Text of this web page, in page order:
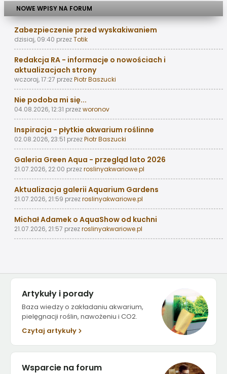
NOWE WPISY NA FORUM
Zabezpieczenie przed wyskakiwaniem
dzisiaj, 09:40 przezTotik
Redakcja RA - informacje o nowościach i
aktualizacjach strony
wczoraj, 17:27 przezPiotr Baszucki
Nie podoba mi się...
04.08.2026, 12:31 przezworonov
Inspiracja - płytkie akwarium roślinne
02.08.2026, 23:51 przezPiotr Baszucki
Galeria Green Aqua - przegląd lato 2026
21.07.2026, 22:00 przezroslinyakwariowe.pl
Aktualizacja galerii Aquarium Gardens
21.07.2026, 21:59 przezroslinyakwariowe.pl
Michał Adamek o AquaShow od kuchni
21.07.2026, 21:57 przezroslinyakwariowe.pl
Artykuły i porady
Baza wiedzy o zakładaniu akwarium,
pielęgnacji roślin, nawożeniu i CO2.
Czytaj artykuły
Wsparcie na forum